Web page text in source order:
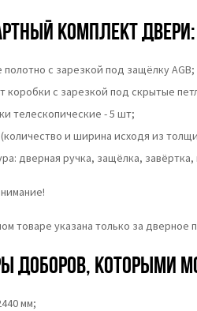
комплект двери:
с зарезкой под защёлку AGB;
коробки с зарезкой под скрытые
телескопические - 5 шт;
и ширина исходя из
дверная ручка, защёлка, завёртка,
товаре указана только за
доборов, которыми
мм;